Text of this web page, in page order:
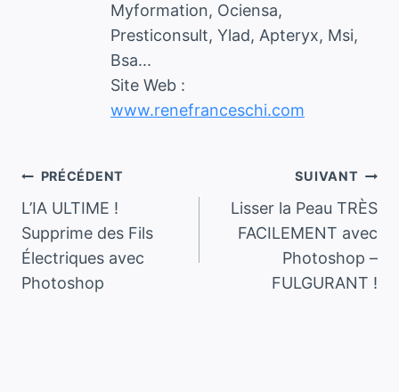
Myformation, Ociensa,
Presticonsult, Ylad, Apteryx, Msi,
Bsa...
Site Web :
www.renefranceschi.com
Navigation
de
l’article
PRÉCÉDENT
L’IA ULTIME !
Supprime des Fils
Électriques avec
Photoshop
SUIVANT
Lisser la Peau TRÈS
FACILEMENT avec
Photoshop –
FULGURANT !